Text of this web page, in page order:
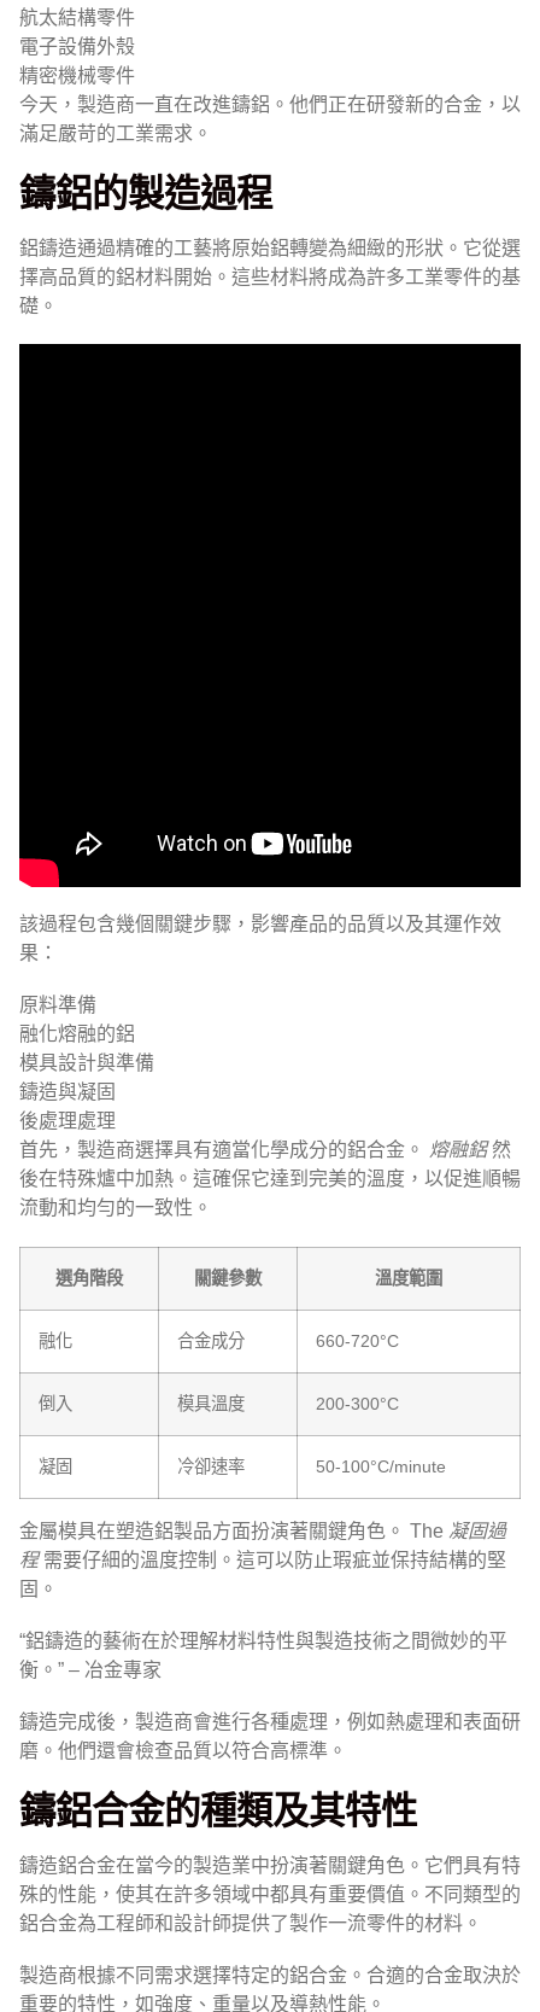
航太結構零件
電子設備外殼
精密機械零件
今天，製造商一直在改進鑄鋁。他們正在研發新的合金，以
滿足嚴苛的工業需求。
鑄鋁的製造過程
鋁鑄造通過精確的工藝將原始鋁轉變為細緻的形狀。它從選
擇高品質的鋁材料開始。這些材料將成為許多工業零件的基
礎。
該過程包含幾個關鍵步驟，影響產品的品質以及其運作效
果：
原料準備
融化熔融的鋁
模具設計與準備
鑄造與凝固
後處理處理
首先，製造商選擇具有適當化學成分的鋁合金。 熔融鋁然
後在特殊爐中加熱。這確保它達到完美的溫度，以促進順暢
流動和均勻的一致性。
選角階段 關鍵參數 溫度範圍
融化 合金成分 660-720°C
倒入 模具溫度 200-300°C
凝固 冷卻速率 50-100°C/minute
金屬模具在塑造鋁製品方面扮演著關鍵角色。 The 凝固過
程需要仔細的溫度控制。這可以防止瑕疵並保持結構的堅
固。
“鋁鑄造的藝術在於理解材料特性與製造技術之間微妙的平
衡。” – 冶金專家
鑄造完成後，製造商會進行各種處理，例如熱處理和表面研
磨。他們還會檢查品質以符合高標準。
鑄鋁合金的種類及其特性
鑄造鋁合金在當今的製造業中扮演著關鍵角色。它們具有特
殊的性能，使其在許多領域中都具有重要價值。不同類型的
鋁合金為工程師和設計師提供了製作一流零件的材料。
製造商根據不同需求選擇特定的鋁合金。合適的合金取決於
重要的特性，如強度、重量以及導熱性能。